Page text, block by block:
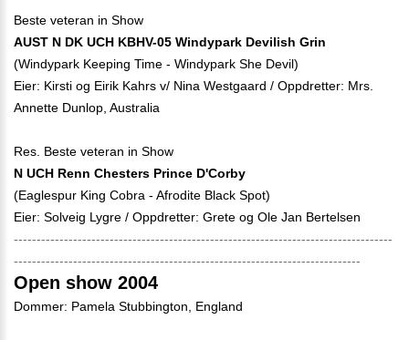
Beste veteran in Show
AUST N DK UCH KBHV-05 Windypark Devilish Grin
(Windypark Keeping Time - Windypark She Devil)
Eier: Kirsti og Eirik Kahrs v/ Nina Westgaard / Oppdretter: Mrs.
Annette Dunlop, Australia
Res. Beste veteran in Show
N UCH Renn Chesters Prince D'Corby
(Eaglespur King Cobra - Afrodite Black Spot)
Eier: Solveig Lygre / Oppdretter: Grete og Ole Jan Bertelsen
-----------------------------------------------------------------------------------
----------------------------------------------------------------------------
Open show 2004
Dommer: Pamela Stubbington, England